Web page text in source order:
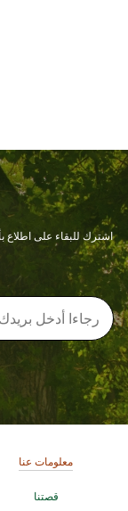
اشترك للبقاء على اطلاع
معلومات عنا
قصتنا